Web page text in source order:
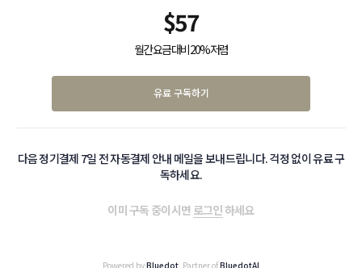
$57
월간 요금 대비 20% 저렴
유료 구독하기
다음 정기결제 7일 전 자동결제 안내 메일을 보내드립니다. 걱정 없이 유료 구
독하세요.
이미 구독 중이시면 로그인하세요
Powered byBluedot , Partner ofBluedotAI